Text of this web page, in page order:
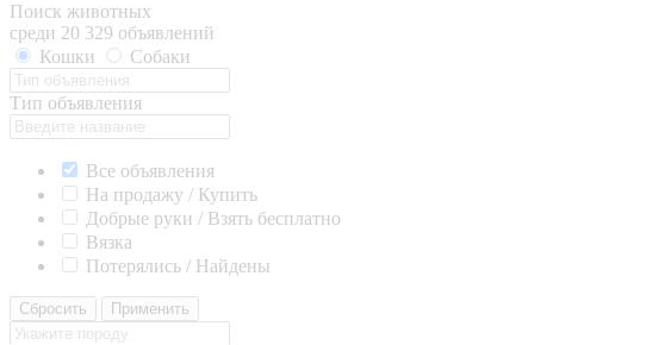
Поиск животных
среди 20 329 объявлений
Кошки
Собаки
Тип объявления
Все объявления
На продажу / Купить
Добрые руки / Взять бесплатно
Вязка
Потерялись / Найдены
Сбросить Применить